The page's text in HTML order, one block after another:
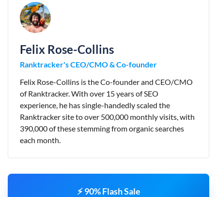
Felix Rose-Collins
Ranktracker's CEO/CMO & Co-founder
Felix Rose-Collins is the Co-founder and CEO/CMO
of Ranktracker. With over 15 years of SEO
experience, he has single-handedly scaled the
Ranktracker site to over 500,000 monthly visits, with
390,000 of these stemming from organic searches
each month.
⚡ 90% Flash Sale